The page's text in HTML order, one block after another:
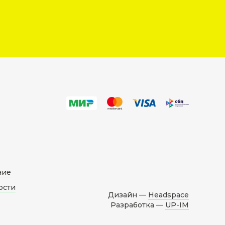
Дизайн — Headspace
Разработка — UP-IM